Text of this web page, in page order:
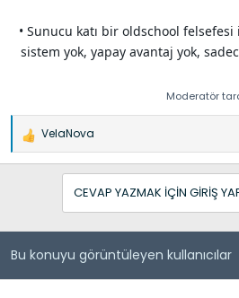
• Sunucu katı bir oldschool
sistem yok, yapay avantaj yok,
Moderatör
İ
l
:
VelaNova
CEVAP YAZMAK IÇIN GIRIŞ
Bu konuyu görüntüleyen kullanıcılar